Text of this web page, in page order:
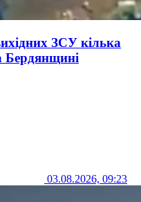
ЗСУ кілька
Бердянщині
03.08.2026, 09:23